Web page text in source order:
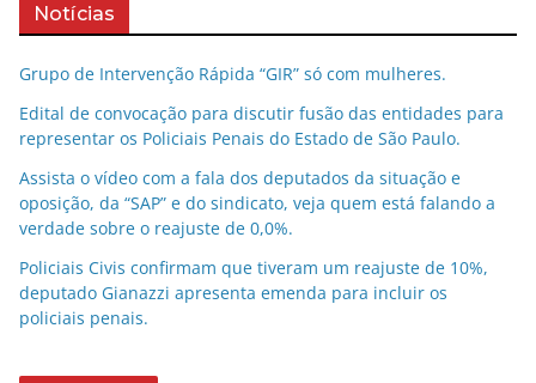
Notícias
Grupo de Intervenção Rápida “GIR” só com mulheres.
Edital de convocação para discutir fusão das entidades para
representar os Policiais Penais do Estado de São Paulo.
Assista o vídeo com a fala dos deputados da situação e
oposição, da “SAP” e do sindicato, veja quem está falando a
verdade sobre o reajuste de 0,0%.
Policiais Civis confirmam que tiveram um reajuste de 10%,
deputado Gianazzi apresenta emenda para incluir os
policiais penais.